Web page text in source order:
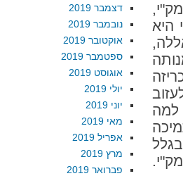
היא
למה
דצמבר 2019
נובמבר 2019
אוקטובר 2019
ספטמבר 2019
אוגוסט 2019
יולי 2019
יוני 2019
מאי 2019
אפריל 2019
מרץ 2019
פברואר 2019